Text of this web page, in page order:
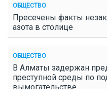
ОБЩЕСТВО
Пресечены факты
азота в столице
ОБЩЕСТВО
В Алматы задержан
преступной среды по
вымогательстве